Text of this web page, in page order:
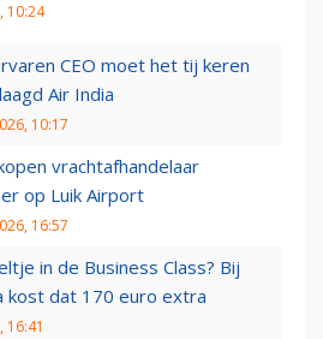
10:24
CEO moet het tij keren
Air India
10:17
vrachtafhandelaar
op Luik Airport
16:57
in de Business Class? Bij
kost dat 170 euro extra
16:41